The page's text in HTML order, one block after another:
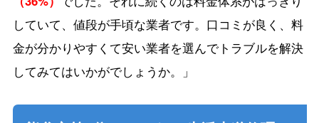
していて、値段が手頃な業者です。口コミが良く、料
金が分かりやすくて安い業者を選んでトラブルを解決
してみてはいかがでしょうか。」